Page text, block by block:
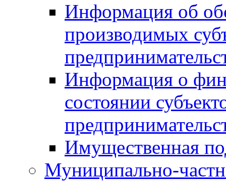
Информация об
производимых
Информация о
состоянии
Имущественная
Муниципально-